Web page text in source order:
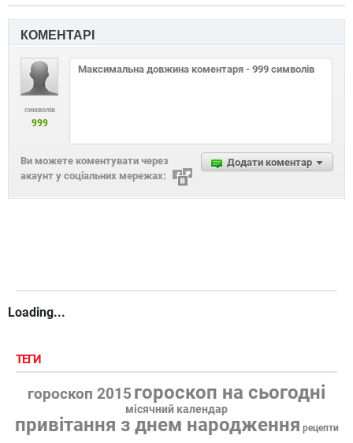
КОМЕНТАРІ
символів
999
Додати коментар
Ви можете коментувати через
акаунт у соціальних мережах:
Loading...
ТЕГИ
гороскоп 2015 гороскоп на сьогодні
місячний календар
привітання з днем народження рецепти